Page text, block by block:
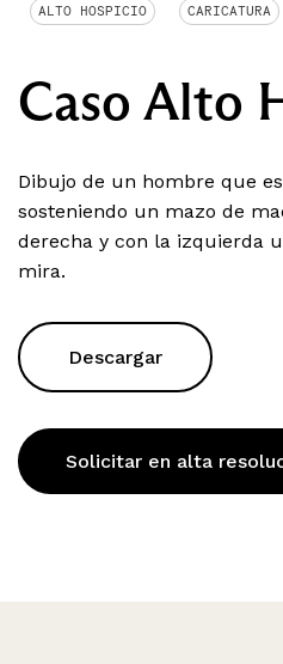
ALTO HOSPICIO CARICATURA
Caso Alto
Dibujo de un hombre que
sosteniendo un mazo de
derecha y con la izquierda
mira.
Descargar
Solicitar en alta